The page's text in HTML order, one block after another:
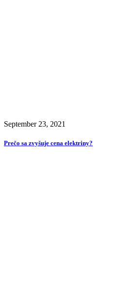
September 23, 2021
Prečo sa zvyšuje cena elektriny?